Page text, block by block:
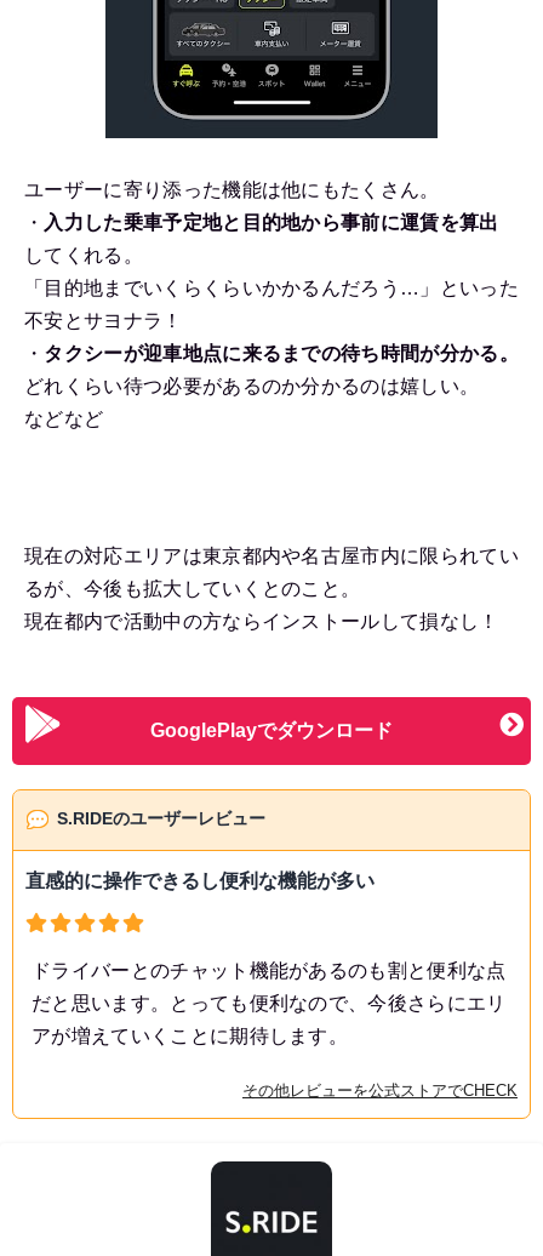
ユーザーに寄り添った機能は他にもたくさん。
・ 入力した乗車予定地と目的地から事前に運賃を算出
してくれる。
「目的地までいくらくらいかかるんだろう…」といった
不安とサヨナラ！
・ タクシーが迎車地点に来るまでの待ち時間が分かる。
どれくらい待つ必要があるのか分かるのは嬉しい。
などなど
現在の対応エリアは東京都内や名古屋市内に限られてい
るが、今後も拡大していくとのこと。
現在都内で活動中の方ならインストールして損なし！
GooglePlayでダウンロード
S.RIDEのユーザーレビュー
直感的に操作できるし便利な機能が多い
ドライバーとのチャット機能があるのも割と便利な点
だと思います。とっても便利なので、今後さらにエリ
アが増えていくことに期待します。
その他レビューを公式ストアでCHECK